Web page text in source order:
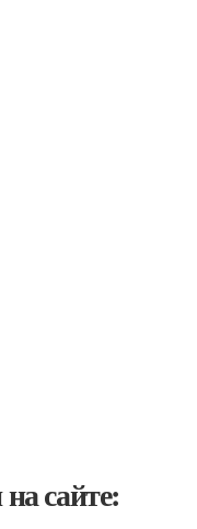
сайте: